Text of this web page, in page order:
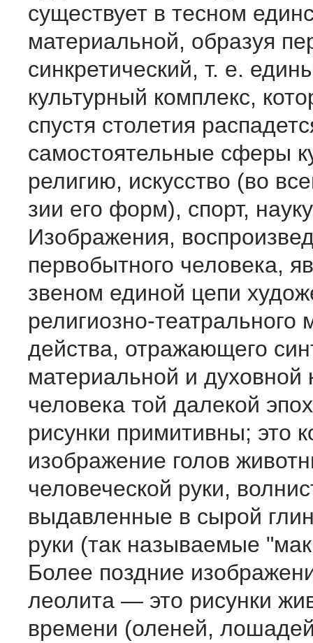
существует в тесном
материальной, образуя
синкре­тический, т. е.
культурный комплекс,
спустя столетия
самостоятельные сферы
религию, искусство (во
зии его форм), спорт,
Изображения,
первобытного человека,
звеном единой цепи
религиозно-театрального
действа, отражающего
материальной и духовной
человека той далекой
рисунки примитивны; это
изображение голов
человеческой руки,
выдавленные в сырой
руки (так называемые
Более поздние
леолита — это рисунки
времени (оленей,